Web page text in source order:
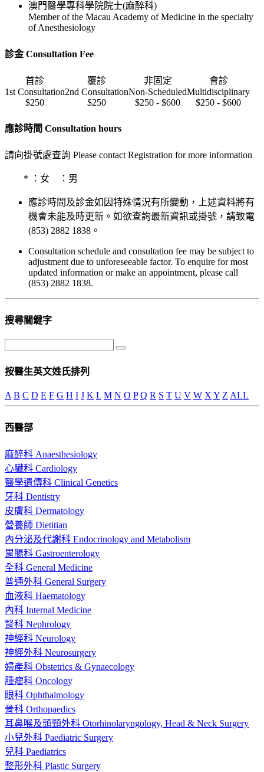
澳門醫學專科學院院士(麻醉科)
Member of the Macau Academy of Medicine in the specialty
of Anesthesiology
診金 Consultation Fee
首診
1st Consultation
覆診
2nd Consultation
非固定
Non-Scheduled
會診
Multidisciplinary
$250
$250 $250 - $600 $250 - $600
應診時間 Consultation hours
請向掛號處查詢 Please contact Registration for more information
* ：女 ：男
應診時間及診金如因特殊情況有所變動，上述資料將有
機會未能及時更新。如欲查詢最新資訊或掛號，請致電
(853) 2882 1838。
Consultation schedule and consultation fee may be subject to
adjustment due to unforeseeable factor. To enquire for most
updated information or make an appointment, please call
(853) 2882 1838.
搜尋關鍵字
按醫生英文姓氏排列
A B C D E F G H I J K L M N O P Q R S T U V W XY Z ALL
西醫部
麻醉科 Anaesthesiology
心臟科 Cardiology
醫學遺傳科 Clinical Genetics
牙科 Dentistry
皮膚科 Dermatology
營養師 Dietitian
內分泌及代謝科 Endocrinology and Metabolism
胃腸科 Gastroenterology
全科 General Medicine
普通外科 General Surgery
血液科 Haematology
內科 Internal Medicine
腎科 Nephrology
神經科 Neurology
神經外科 Neurosurgery
婦產科 Obstetrics & Gynaecology
腫瘤科 Oncology
眼科 Ophthalmology
骨科 Orthopaedics
耳鼻喉及頭頸外科 Otorhinolaryngology, Head & Neck Surgery
小兒外科 Paediatric Surgery
兒科 Paediatrics
整形外科 Plastic Surgery